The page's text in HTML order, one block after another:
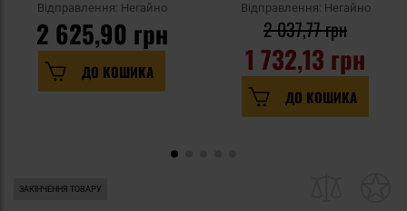
Відправлення: Негайно
2 625,90 грн
ДО КОШИКА
Відправлення: Негайно
1 732,13 грн
2 037,77 грн
ДО КОШИКА
ЗАКІНЧЕННЯ ТОВАРУ